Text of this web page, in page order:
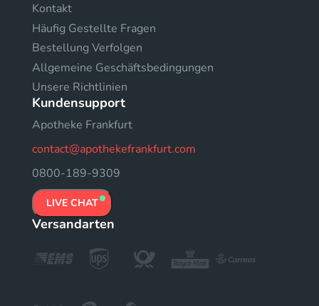
Kontakt
Häufig Gestellte Fragen
Bestellung Verfolgen
Allgemeine Geschäftsbedingungen
Unsere Richtlinien
Kundensupport
Apotheke Frankfurt
contact@apothekefrankfurt.com
0800-189-9309
LIVE CHAT
Versandarten